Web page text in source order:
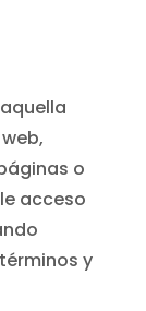
o
acceso
y